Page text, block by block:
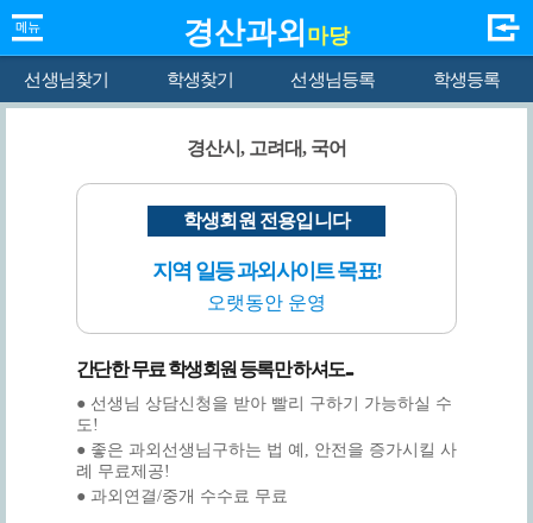
경산과외 마당
선생님찾기 학생찾기 선생님등록 학생등록
경산시, 고려대, 국어
학생회원 전용입니다
지역 일등 과외사이트 목표!
오랫동안 운영
간단한 무료 학생회원 등록만 하셔도...
● 선생님 상담신청을 받아 빨리 구하기 가능하실 수
도!
● 좋은 과외선생님구하는 법 예, 안전을 증가시킬 사
례 무료제공!
● 과외연결/중개 수수료 무료